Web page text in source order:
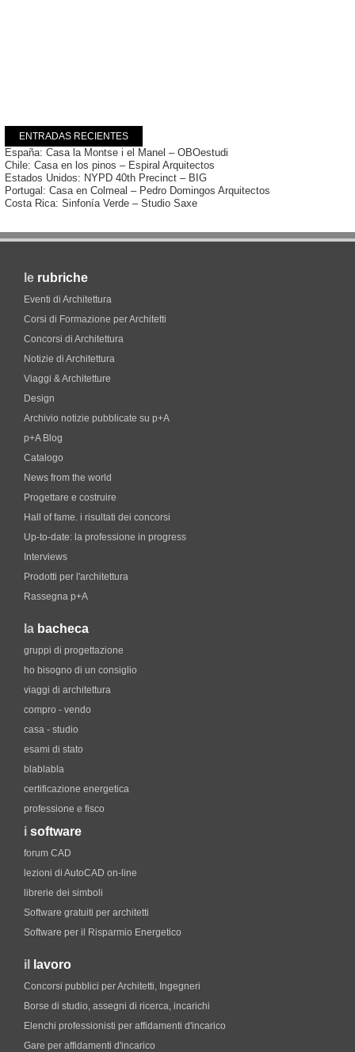
ENTRADAS RECIENTES
España: Casa la Montse i el Manel – OBOestudi
Chile: Casa en los pinos – Espiral Arquitectos
Estados Unidos: NYPD 40th Precinct – BIG
Portugal: Casa en Colmeal – Pedro Domingos Arquitectos
Costa Rica: Sinfonía Verde – Studio Saxe
le rubriche
Eventi di Architettura
Corsi di Formazione per Architetti
Concorsi di Architettura
Notizie di Architettura
Viaggi & Architetture
Design
Archivio notizie pubblicate su p+A
p+A Blog
Catalogo
News from the world
Progettare e costruire
Hall of fame. i risultati dei concorsi
Up-to-date: la professione in progress
Interviews
Prodotti per l'architettura
Rassegna p+A
la bacheca
gruppi di progettazione
ho bisogno di un consiglio
viaggi di architettura
compro - vendo
casa - studio
esami di stato
blablabla
certificazione energetica
professione e fisco
i software
forum CAD
lezioni di AutoCAD on-line
librerie dei simboli
Software gratuiti per architetti
Software per il Risparmio Energetico
il lavoro
Concorsi pubblici per Architetti, Ingegneri
Borse di studio, assegni di ricerca, incarichi
Elenchi professionisti per affidamenti d'incarico
Gare per affidamenti d'incarico